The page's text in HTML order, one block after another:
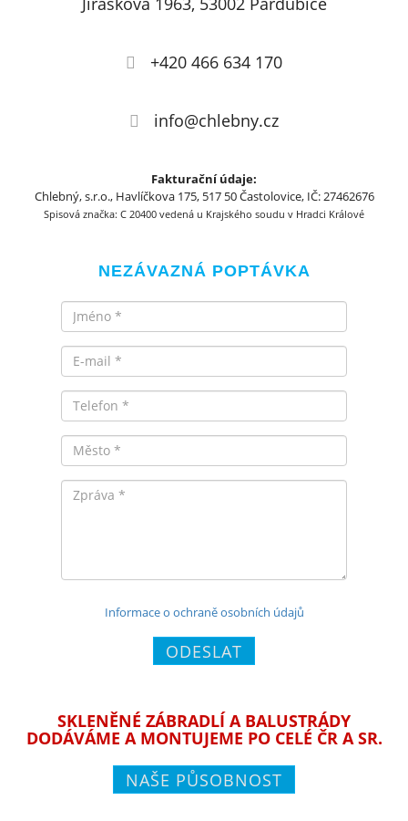
+420 466 634 170
info@chlebny.cz
Fakturační údaje:
Chlebný, s.r.o., Havlíčkova 175, 517 50 Častolovice, IČ: 27462676
Spisová značka: C 20400 vedená u Krajského soudu v Hradci Králové
NEZÁVAZNÁ POPTÁVKA
Informace o ochraně osobních údajů
ODESLAT
SKLENĚNÉ ZÁBRADLÍ A BALUSTRÁDY
DODÁVÁME A MONTUJEME PO CELÉ ČR A SR.
NAŠE PŮSOBNOST